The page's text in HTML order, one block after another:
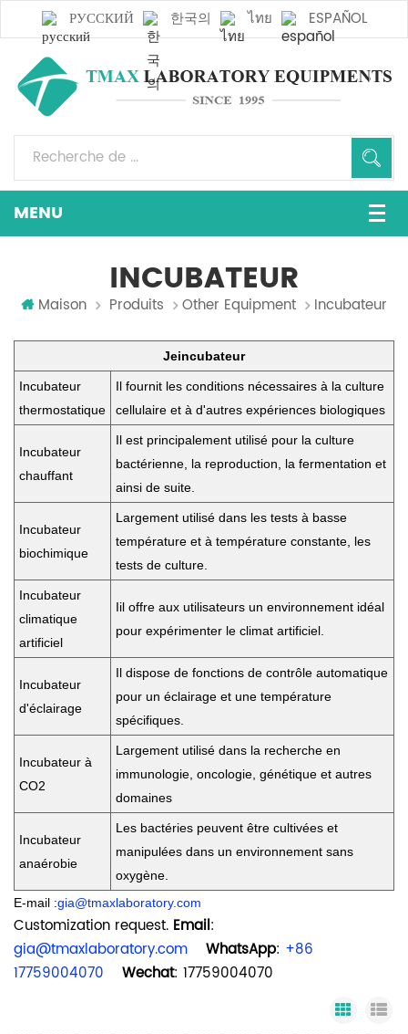
РУССКИЙ 한국의 ไทย ESPAÑOL
INCUBATEUR
Maison Produits Other Equipment Incubateur
Jeincubateur
Incubateur
thermostatique
Il fournit les conditions nécessaires à la culture
cellulaire et à d'autres expériences biologiques
Incubateur
chauffant
Il est principalement utilisé pour la culture
bactérienne, la reproduction, la fermentation et
ainsi de suite
Incubateur
biochimique
Largement utilisé dans les tests à basse
température et à température constante, les
tests de culture.
Incubateur
climatique
artificiel
Iil offre aux utilisateurs un environnement idéal
pour expérimenter le climat artificiel.
Incubateur
d'éclairage
Il dispose de fonctions de contrôle automatique
pour un éclairage et une température
spécifiques.
Incubateur à
CO2
Largement utilisé dans la recherche en
immunologie, oncologie, génétique et autres
domaines
Incubateur
anaérobie
Les bactéries peuvent être cultivées et
manipulées dans un environnement sans
oxygène.
E-mail :gia@tmaxlaboratory.com
Customization request. Email:
gia@tmaxlaboratory.com
WhatsApp: +86
17759004070
Wechat: 17759004070
Grid